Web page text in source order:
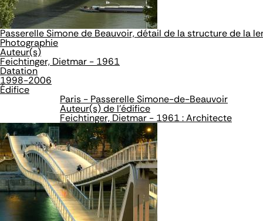
Passerelle Simone de Beauvoir, détail de la structure de la
Photographie
Auteur(s)
Feichtinger, Dietmar - 1961
Datation
1998-2006
Édifice
Paris - Passerelle Simone-de-Beauvoir
Auteur(s) de l'édifice
Feichtinger, Dietmar - 1961 : Architecte